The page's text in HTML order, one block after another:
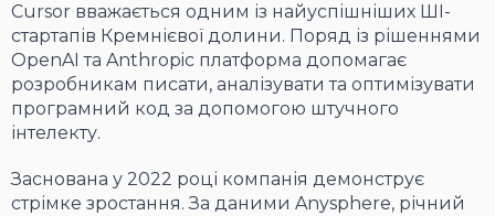
Cursor вважається одним із найуспішніших ШІ-
стартапів Кремнієвої долини. Поряд із рішеннями
OpenAI та Anthropic платформа допомагає
розробникам писати, аналізувати та оптимізувати
програмний код за допомогою штучного
інтелекту.
Заснована у 2022 році компанія демонструє
стрімке зростання. За даними Anysphere, річний